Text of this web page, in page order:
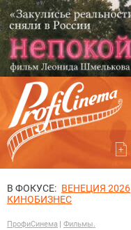
В ФОКУСЕ: ВЕНЕЦИЯ 2026
КИНОБИЗНЕС
ПрофиСинема Фильмы.